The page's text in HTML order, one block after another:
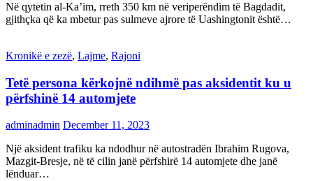
Në qytetin al-Ka’im, rreth 350 km në veriperëndim të Bagdadit,
gjithçka që ka mbetur pas sulmeve ajrore të Uashingtonit është…
Kronikë e zezë, Lajme, Rajoni
Tetë persona kërkojnë ndihmë pas aksidentit ku u
përfshinë 14 automjete
adminadmin December 11, 2023
Një aksident trafiku ka ndodhur në autostradën Ibrahim Rugova,
Mazgit-Bresje, në të cilin janë përfshirë 14 automjete dhe janë
lënduar…